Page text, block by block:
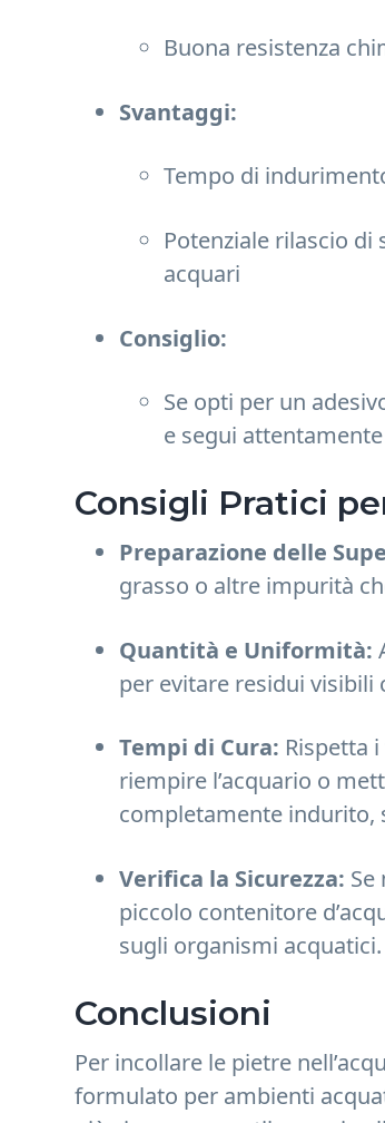
Buona resistenza
Svantaggi:
Tempo di
Potenziale rilascio
acquari
Consiglio:
Se opti per un
e segui
Consigli Pratici
Preparazione delle
grasso o altre impurità
Quantità e Uniformità:
per evitare residui visibili
Tempi di Cura: Rispetta
riempire l’acquario o
completamente indurito,
Verifica la Sicurezza:
piccolo contenitore
sugli organismi acquatici.
Conclusioni
Per incollare le pietre
formulato per ambienti